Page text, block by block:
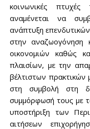
κοινωνικές
αναμένεται να
ανάπτυξη
στην αναζωογόνηση
οικονομιών καθώς
πλαισίων, με την
βέλτιστων πρακτικών
στη συμβολή στη
συμμόρφωσή τους με
υποστήριξη των
αιτήσεων